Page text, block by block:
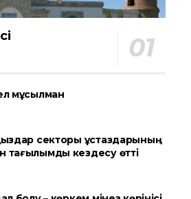
мұсылман
секторы ұстаздарының
тағылымды кездесу өтті